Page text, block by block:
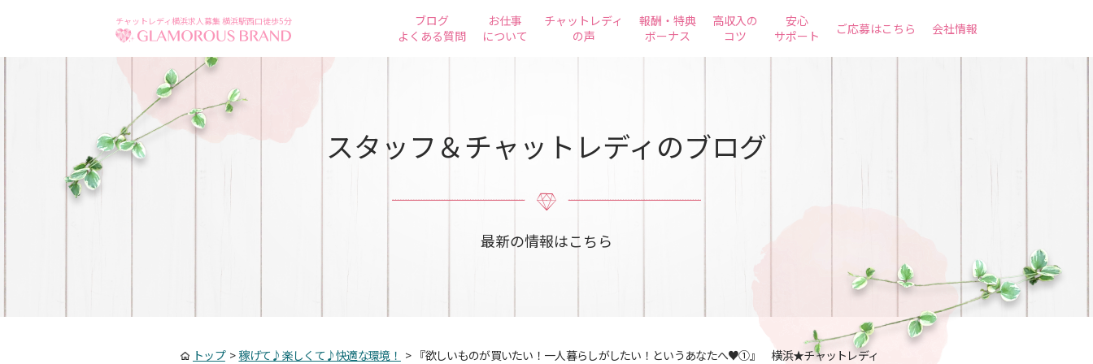
チャットレディ横浜求人募集 横浜駅西口徒歩5分
ブログ
よくある質問
お仕事
について
チャットレディ
の声
報酬・特典
ボーナス
高収入の
コツ
安心
サポート
ご応募はこちら 会社情報
スタッフ＆チャットレディのブログ
最新の情報はこちら
トップ> 稼げて♪楽しくて♪快適な環境！ > 『欲しいものが買いたい！一人暮らしがしたい！というあなたへ♥①』 横浜★チャットレディ